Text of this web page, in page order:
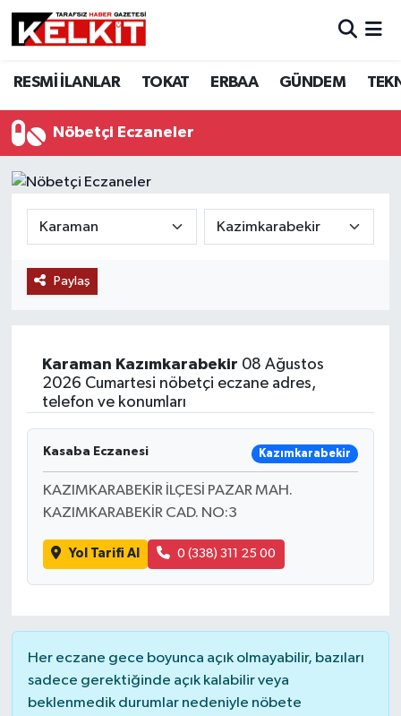
RESMİ İLANLAR TOKAT ERBAA GÜNDEM
Nöbetçi Eczaneler
Paylaş
Karaman Kazımkarabekir 08 Ağustos
2026 Cumartesi nöbetçi eczane adres,
telefon ve konumları
Kasaba Eczanesi Kazımkarabekir
KAZIMKARABEKİR İLÇESİ PAZAR MAH.
KAZIMKARABEKİR CAD. NO:3
Yol Tarifi Al 0 (338) 311 25 00
Her eczane gece boyunca açık olmayabilir, bazıları
sadece gerektiğinde açık kalabilir veya
beklenmedik durumlar nedeniyle nöbete